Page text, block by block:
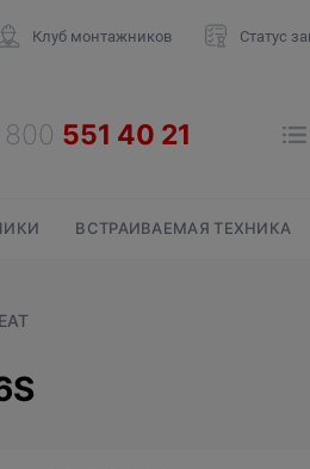
Клуб монтажников Статус
ВСТРАИВАЕМАЯ ТЕХНИКА